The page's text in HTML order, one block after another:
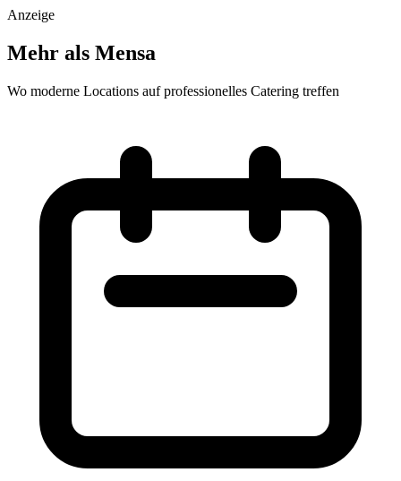
Anzeige
Mehr als Mensa
Wo moderne Locations auf professionelles Catering treffen